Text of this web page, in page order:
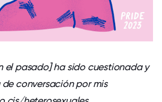
el pasado] ha sido cuestionada y
conversación por mis